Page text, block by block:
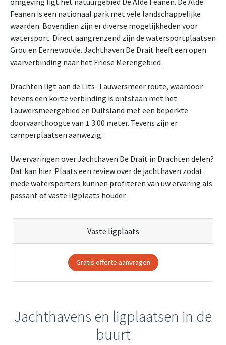
Feanen is een nationaal park met vele landschappelijke
waarden. Bovendien zijn er diverse mogelijkheden voor
watersport. Direct aangrenzend zijn de watersportplaatsen
Grou en Eernewoude. Jachthaven De Drait heeft een open
vaarverbinding naar het Friese Merengebied .
Drachten ligt aan de Lits- Lauwersmeer route, waardoor
tevens een korte verbinding is ontstaan met het
Lauwersmeergebied en Duitsland met een beperkte
doorvaarthoogte van ± 3.00 meter. Tevens zijn er
camperplaatsen aanwezig.
Uw ervaringen over Jachthaven De Drait in Drachten delen?
Dat kan hier. Plaats een review over de jachthaven zodat
mede watersporters kunnen profiteren van uw ervaring als
passant of vaste ligplaats houder.
Vaste ligplaats
Gratis offerte aanvragen
Jachthavens en ligplaatsen in de
buurt